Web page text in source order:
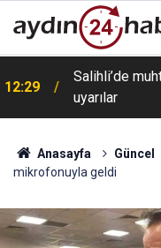
12:28
Kula’da
4 yaralı
Anasayfa Güncel
mikrofonuyla geldi